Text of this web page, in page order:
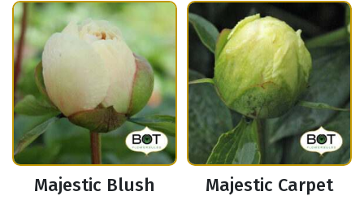
Majestic Blush Majestic Carpet